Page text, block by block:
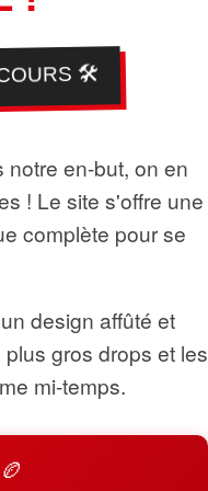
🛠️
en-but, on en
! Le site s'offre une
complète pour se
design affûté et
gros drops et les
mi-temps.